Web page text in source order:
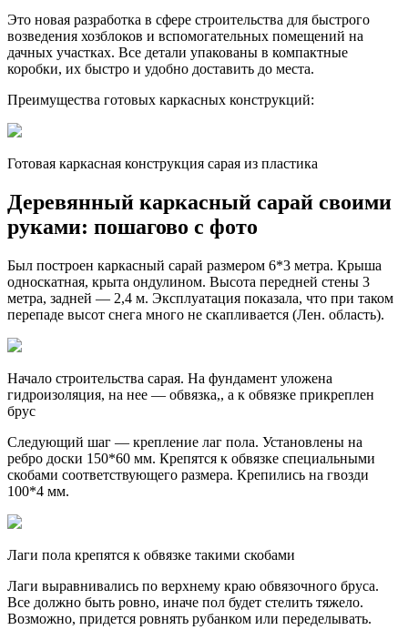
Это новая разработка в сфере строительства для быстрого
возведения хозблоков и вспомогательных помещений на
дачных участках. Все детали упакованы в компактные
коробки, их быстро и удобно доставить до места.
Преимущества готовых каркасных конструкций:
Готовая каркасная конструкция сарая из пластика
Деревянный каркасный сарай своими
руками: пошагово с фото
Был построен каркасный сарай размером 6*3 метра. Крыша
односкатная, крыта ондулином. Высота передней стены 3
метра, задней — 2,4 м. Эксплуатация показала, что при таком
перепаде высот снега много не скапливается (Лен. область).
Начало строительства сарая. На фундамент уложена
гидроизоляция, на нее — обвязка,, а к обвязке прикреплен
брус
Следующий шаг — крепление лаг пола. Установлены на
ребро доски 150*60 мм. Крепятся к обвязке специальными
скобами соответствующего размера. Крепились на гвозди
100*4 мм.
Лаги пола крепятся к обвязке такими скобами
Лаги выравнивались по верхнему краю обвязочного бруса.
Все должно быть ровно, иначе пол будет стелить тяжело.
Возможно, придется ровнять рубанком или переделывать.